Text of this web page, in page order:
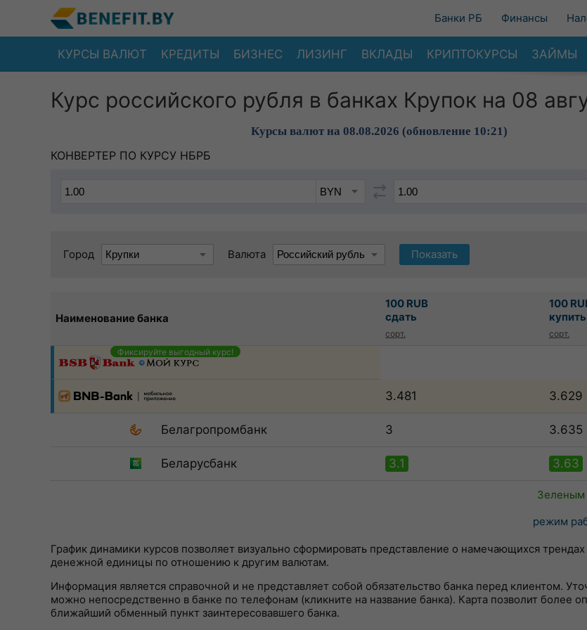
Банки РБ Финансы
КУРСЫ ВАЛЮТ КРЕДИТЫ БИЗНЕС ЛИЗИНГ ВКЛАДЫ КРИПТОКУРСЫ ЗАЙМЫ
Курс российского рубля в банках Крупок на 08
Курсы валют на 08.08.2026 (обновление 10:21)
КОНВЕРТЕР ПО КУРСУ НБРБ
Город Валюта Показать
Наименование банка
100 RUB
сдать
сорт.
100
купить
сорт.
Фиксируйте выгодный курс!
3.481 3.629
Белагропромбанк 3 3.635
Беларусбанк 3.1 3.63
Зеленым
режим
График динамики курсов позволяет визуально сформировать представление о намечающихся
денежной единицы по отношению к другим валютам.
Информация является справочной и не представляет собой обязательство банка перед клиентом.
можно непосредственно в банке по телефонам (кликните на название банка). Карта позволит более
ближайший обменный пункт заинтересовавшего банка.